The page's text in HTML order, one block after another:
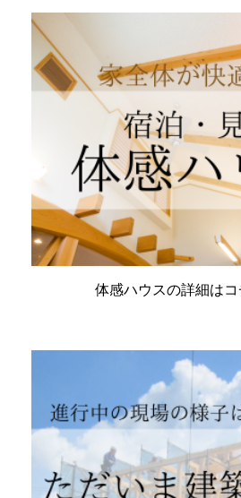
体感ハウスの詳細はコ